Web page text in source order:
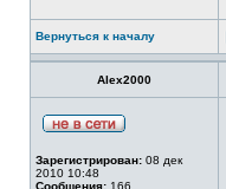
Вернуться к началу
Alex2000
Зарегистрирован: 08 дек
2010 10:48
Сообщения: 166